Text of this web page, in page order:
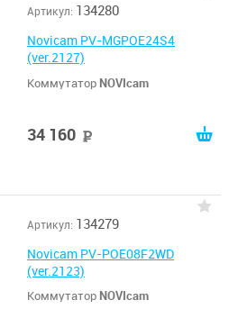
Артикул: 134280
Novicam PV-MGPOE24S4
(ver.2127)
Коммутатор NOVIcam
34 160
Артикул: 134279
Novicam PV-POE08F2WD
(ver.2123)
Коммутатор NOVIcam